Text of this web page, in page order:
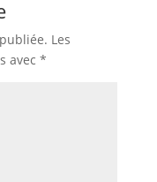
Les
avec *